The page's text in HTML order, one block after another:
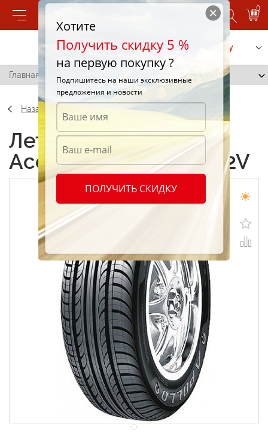
0
Позвонить Заказать услугу
Главная /
Назад
Летние шины Apollo
Acelere 205/60 R16 92V
Хотите
Получить скидку 5 %
на первую покупку ?
Подпишитесь на наши эксклюзивные
предложения и новости
ПОЛУЧИТЬ СКИДКУ